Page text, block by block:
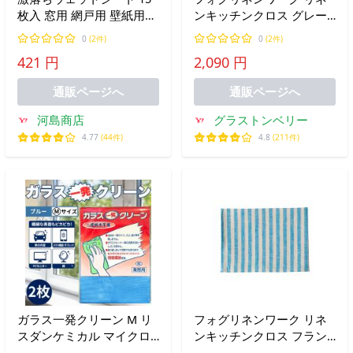
枚入 窓用 網戸用 壁紙用
液晶テレビ用 超極細繊維
マイクロファイバー 拭き
スジが残らない速乾タイプ
0 (2件)
421 円
通販ページへ
河島商店
4.77 (44件)
ンキッチンクロス グレー
＋ホワイトストライプ リ
トアニア製 fog linen work
0 (2件)
2,090 円
通販ページへ
グラストンベリー
4.8 (211件)
ガラス一発クリーン M リ
スダンケミカル マイクロ
フォグリネンワーク リネ
ンキッチンクロス フラン